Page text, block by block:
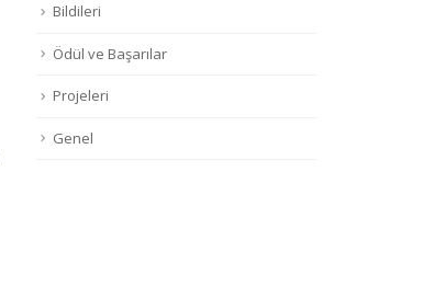
Bildileri
Ödül ve Başarılar
Projeleri
Genel